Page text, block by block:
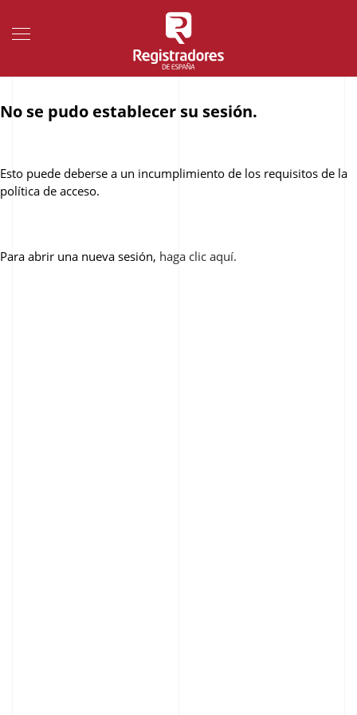
No se pudo establecer su sesión.
Esto puede deberse a un incumplimiento de los requisitos de la
política de acceso.
Para abrir una nueva sesión, haga clic aquí.